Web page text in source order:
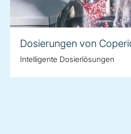
Dosierungen von
Intelligente Dosierlösungen